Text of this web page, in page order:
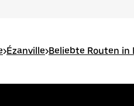
>Ézanville>Beliebte Routen in